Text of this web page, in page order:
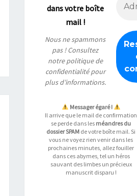
dans votre boîte
mail !
Nous ne spammons
pas ! Consultez
notrepolitique de
confidentialitépour
plus d’informations.
Messager égaré !
Il arrive que le mail de confirmation
se perde dans les méandres du
dossier SPAM de votre boîte mail. Si
vous ne voyez rien venir dans les
prochaines minutes, allez fouiller
dans ces abymes, tel un héros
sauvant des limbes un précieux
manuscrit disparu !